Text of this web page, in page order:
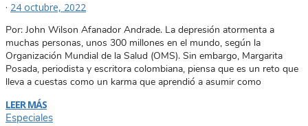
· 24 octubre, 2022
Por: John Wilson Afanador Andrade. La depresión atormenta a
muchas personas, unos 300 millones en el mundo, según la
Organización Mundial de la Salud (OMS). Sin embargo, Margarita
Posada, periodista y escritora colombiana, piensa que es un reto que
lleva a cuestas como un karma que aprendió a asumir como
LEER MÁS
Especiales